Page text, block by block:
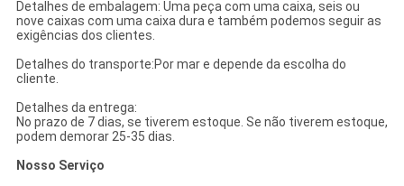
Detalhes de embalagem: Uma peça com uma caixa, seis ou
nove caixas com uma caixa dura e também podemos seguir as
exigências dos clientes.
Detalhes do transporte:Por mar e depende da escolha do
cliente.
Detalhes da entrega:
No prazo de 7 dias, se tiverem estoque. Se não tiverem estoque,
podem demorar 25-35 dias.
Nosso Serviço